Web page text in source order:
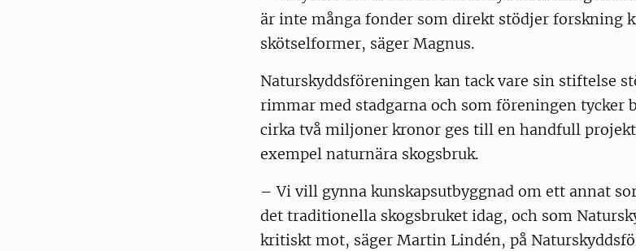
är inte många fonder som direkt stödjer forskning
skötselformer, säger Magnus.
Naturskyddsföreningen kan tack vare sin stiftelse
rimmar med stadgarna och som föreningen tycker
cirka två miljoner kronor ges till en handfull
exempel naturnära skogsbruk.
– Vi vill gynna kunskapsutbyggnad om ett annat
det traditionella skogsbruket idag, och som
kritiskt mot, säger Martin Lindén, på